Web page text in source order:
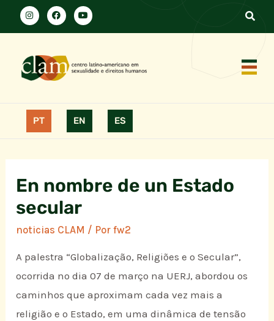
PT EN ES
En nombre de un Estado
secular
noticias CLAM / Porfw2
A palestra “Globalização, Religiões e o Secular”,
ocorrida no dia 07 de março na UERJ, abordou os
caminhos que aproximam cada vez mais a
religião e o Estado, em uma dinâmica de tensão